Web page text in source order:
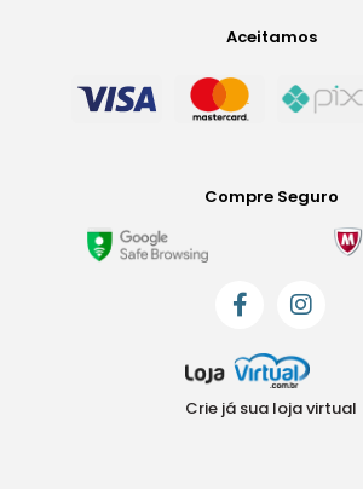
Aceitamos
Compre Seguro
Crie já sua loja virtual